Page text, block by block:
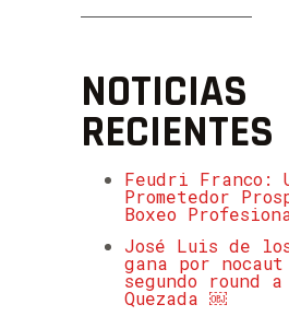
NOTICIAS
RECIENTES
Feudri Franco:
Prometedor
Boxeo
José Luis de
gana por
segundo round
Quezada ￼